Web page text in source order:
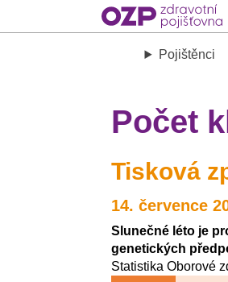
Pojištěnci
Počet
Tisková
14. července
Slunečné léto je
genetických
Statistika Oborové